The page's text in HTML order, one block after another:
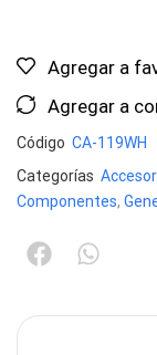
Agregar a
Agregar a
Código CA-119WH
Categorías
Componentes,